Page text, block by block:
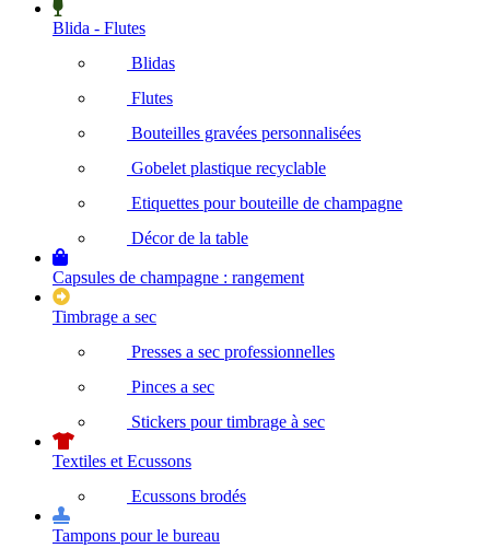
Blida - Flutes
Blidas
Flutes
Bouteilles gravées personnalisées
Gobelet plastique recyclable
Etiquettes pour bouteille de champagne
Décor de la table
Capsules de champagne : rangement
Timbrage a sec
Presses a sec professionnelles
Pinces a sec
Stickers pour timbrage à sec
Textiles et Ecussons
Ecussons brodés
Tampons pour le bureau